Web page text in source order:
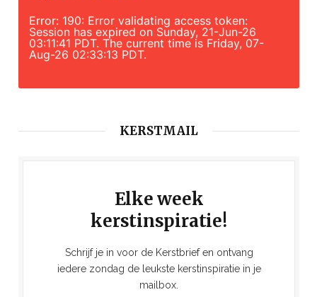
Error: 190: Error validating access token:
Session has expired on Sunday, 21-Jun-26
03:11:41 PDT. The current time is Friday, 07-
Aug-26 02:33:13 PDT.
KERSTMAIL
Elke week
kerstinspiratie!
Schrijf je in voor de Kerstbrief en ontvang
iedere zondag de leukste kerstinspiratie in je
mailbox.